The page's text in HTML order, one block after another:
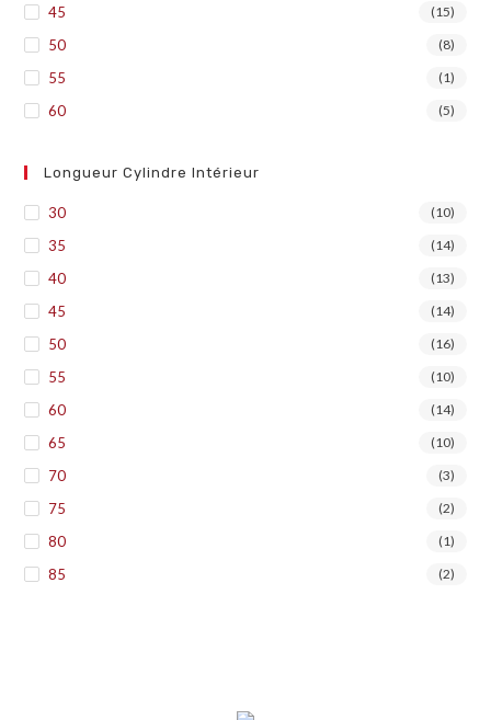
45 (15)
50 (8)
55 (1)
60 (5)
Longueur Cylindre Intérieur
30 (10)
35 (14)
40 (13)
45 (14)
50 (16)
55 (10)
60 (14)
65 (10)
70 (3)
75 (2)
80 (1)
85 (2)